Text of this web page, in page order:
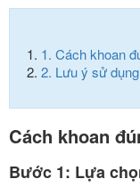
1. Cách khoan
2. Lưu ý sử
Cách khoan
Bước 1: Lựa